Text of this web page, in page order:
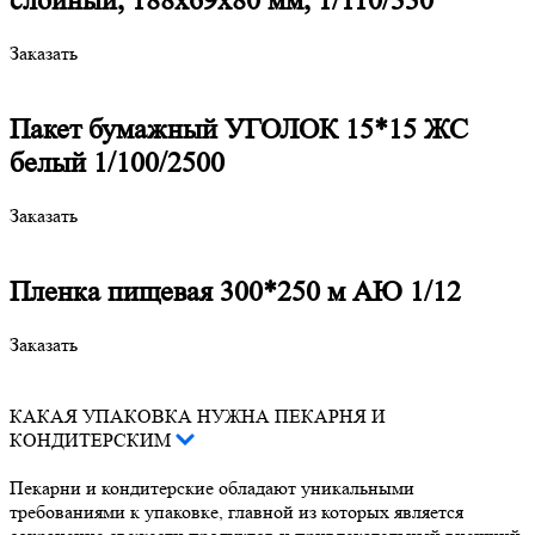
Заказать
Пакет бумажный УГОЛОК 15*15 ЖС
белый 1/100/2500
Заказать
Пленка пищевая 300*250 м АЮ 1/12
Заказать
КАКАЯ УПАКОВКА НУЖНА ПЕКАРНЯ И
КОНДИТЕРСКИМ
Пекарни и кондитерские обладают уникальными
требованиями к упаковке, главной из которых является